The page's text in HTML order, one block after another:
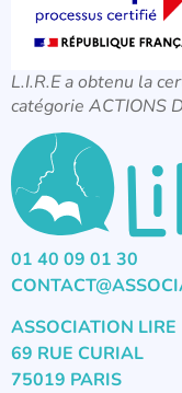
L.I.R.E a obtenu la
catégorie ACTIONS
01 40 09 01 30
ASSOCIATION LIRE
69 RUE CURIAL
75019 PARIS